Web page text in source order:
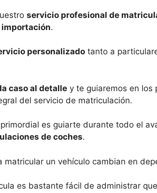
servicio profesional de
importación.
personalizado tanto a
caso al detalle y te guiaremos en los
del servicio de matriculación.
es guiarte durante todo el
de coches.
matricular un vehículo cambian en
es bastante fácil de administrar